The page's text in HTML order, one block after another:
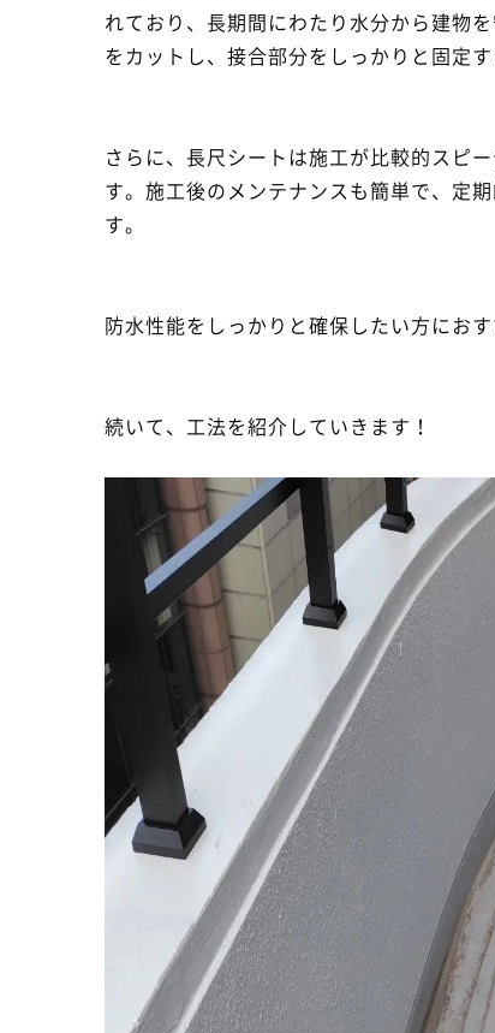
れており、長期間にわたり水分から建物
をカットし、接合部分をしっかりと固定
さらに、長尺シートは施工が比較的スピ
す。施工後のメンテナンスも簡単で、定
す。
防水性能をしっかりと確保したい方にお
続いて、工法を紹介していきます！